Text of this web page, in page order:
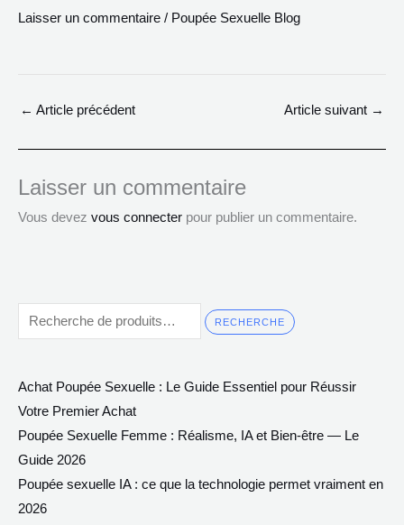
Laisser un commentaire / Poupée Sexuelle Blog
← Article précédent Article suivant →
Laisser un commentaire
Vous devez vous connecter pour publier un commentaire.
RECHERCHE
Achat Poupée Sexuelle : Le Guide Essentiel pour Réussir
Votre Premier Achat
Poupée Sexuelle Femme : Réalisme, IA et Bien-être — Le
Guide 2026
Poupée sexuelle IA : ce que la technologie permet vraiment en
2026